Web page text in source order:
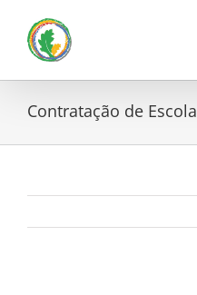
content
Contratação de Escola